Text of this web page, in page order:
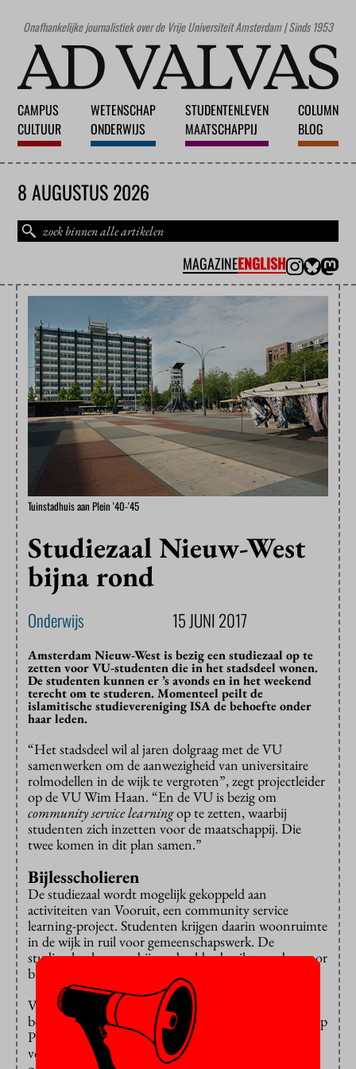
Onafhankelijke journalistiek over de Vrije Universiteit Amsterdam | Sinds 1953
CAMPUS
CULTUUR
WETENSCHAP
ONDERWIJS
STUDENTENLEVEN
MAATSCHAPPIJ
COLUMN
BLOG
8 AUGUSTUS 2026
MAGAZINEENGLISH
Tuinstadhuis aan Plein '40-'45
Studiezaal Nieuw-West
bijna rond
Onderwijs 15 JUNI 2017
Amsterdam Nieuw-West is bezig een studiezaal op te
zetten voor VU-studenten die in het stadsdeel wonen.
De studenten kunnen er ’s avonds en in het weekend
terecht om te studeren. Momenteel peilt de
islamitische studievereniging ISA de behoefte onder
haar leden.
“Het stadsdeel wil al jaren dolgraag met de VU
samenwerken om de aanwezigheid van universitaire
rolmodellen in de wijk te vergroten”, zegt projectleider
op de VU Wim Haan. “En de VU is bezig om
community service learningop te zetten, waarbij
studenten zich inzetten voor de maatschappij. Die
twee komen in dit plan samen.”
Bijlesscholieren
De studiezaal wordt mogelijk gekoppeld aan
activiteiten van Vooruit, een community service
learning-project. Studenten krijgen daarin woonruimte
in de wijk in ruil voor gemeenschapswerk. De
studiezalen kunnen bijvoorbeeld gebruikt worden voor
bijles aan basisscholieren.
Voor de studiezaal zijn nog een aantal locaties in
beschouwing. De meest serieuze is het Tuinstadhuis op
Plein ’40-’45 in de wijk Slotermeer. Het is modern,
volgens Haan, met meerdere zalen en heeft al een